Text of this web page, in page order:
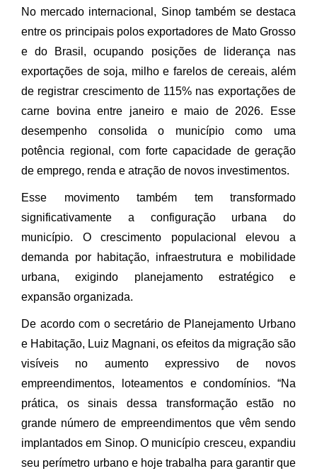
No mercado internacional, Sinop também se destaca
entre os principais polos exportadores de Mato Grosso
e do Brasil, ocupando posições de liderança nas
exportações de soja, milho e farelos de cereais, além
de registrar crescimento de 115% nas exportações de
carne bovina entre janeiro e maio de 2026. Esse
desempenho consolida o município como uma
potência regional, com forte capacidade de geração
de emprego, renda e atração de novos investimentos.
Esse movimento também tem transformado
significativamente a configuração urbana do
município. O crescimento populacional elevou a
demanda por habitação, infraestrutura e mobilidade
urbana, exigindo planejamento estratégico e
expansão organizada.
De acordo com o secretário de Planejamento Urbano
e Habitação, Luiz Magnani, os efeitos da migração são
visíveis no aumento expressivo de novos
empreendimentos, loteamentos e condomínios. “Na
prática, os sinais dessa transformação estão no
grande número de empreendimentos que vêm sendo
implantados em Sinop. O município cresceu, expandiu
seu perímetro urbano e hoje trabalha para garantir que